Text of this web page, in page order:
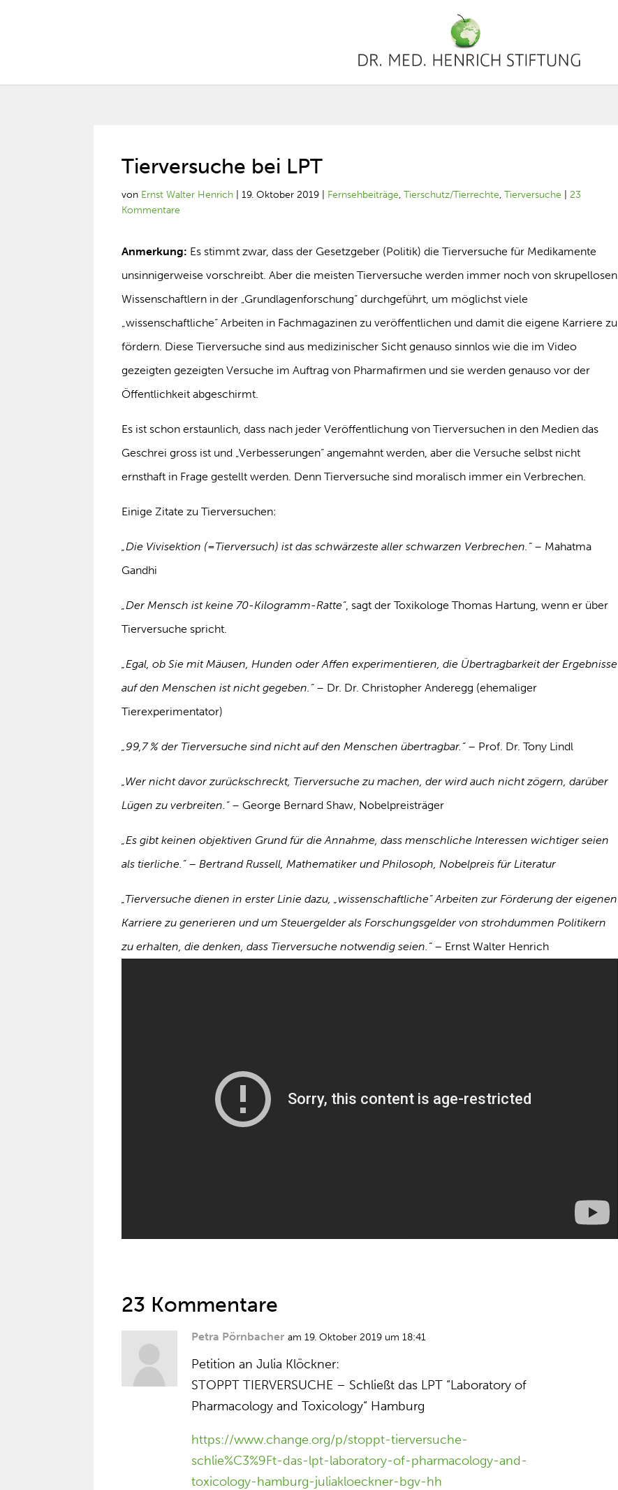
Tierversuche bei LPT
von Ernst Walter Henrich |19. Oktober 2019 Fernsehbeiträge,Tierschutz/Tierrechte,Tierversuche |23
Kommentare
Anmerkung: Es stimmt zwar, dass der Gesetzgeber (Politik) die Tierversuche für Medikamente
unsinnigerweise vorschreibt. Aber die meisten Tierversuche werden immer noch von skrupellosen
Wissenschaftlern in der „Grundlagenforschung“ durchgeführt, um möglichst viele
„wissenschaftliche“ Arbeiten in Fachmagazinen zu veröffentlichen und damit die eigene Karriere zu
fördern. Diese Tierversuche sind aus medizinischer Sicht genauso sinnlos wie die im Video
gezeigten gezeigten Versuche im Auftrag von Pharmafirmen und sie werden genauso vor der
Öffentlichkeit abgeschirmt.
Es ist schon erstaunlich, dass nach jeder Veröffentlichung von Tierversuchen in den Medien das
Geschrei gross ist und „Verbesserungen“ angemahnt werden, aber die Versuche selbst nicht
ernsthaft in Frage gestellt werden. Denn Tierversuche sind moralisch immer ein Verbrechen.
Einige Zitate zu Tierversuchen:
„Die Vivisektion (=Tierversuch) ist das schwärzeste aller schwarzen Verbrechen.“ – Mahatma
Gandhi
„Der Mensch ist keine 70-Kilogramm-Ratte“, sagt der Toxikologe Thomas Hartung, wenn er über
Tierversuche spricht.
„Egal, ob Sie mit Mäusen, Hunden oder Affen experimentieren, die Übertragbarkeit der Ergebnisse
auf den Menschen ist nicht gegeben.“– Dr. Dr. Christopher Anderegg (ehemaliger
Tierexperimentator)
„99,7 % der Tierversuche sind nicht auf den Menschen übertragbar.“ – Prof. Dr. Tony Lindl
„Wer nicht davor zurückschreckt, Tierversuche zu machen, der wird auch nicht zögern, darüber
Lügen zu verbreiten.“ –George Bernard Shaw, Nobelpreisträger
„Es gibt keinen objektiven Grund für die Annahme, dass menschliche Interessen wichtiger seien
als tierliche.“ – Bertrand Russell, Mathematiker und Philosoph, Nobelpreis für Literatur
„Tierversuche dienen in erster Linie dazu, „wissenschaftliche“ Arbeiten zur Förderung der eigenen
Karriere zu generieren und um Steuergelder als Forschungsgelder von strohdummen Politikern
zu erhalten, die denken, dass Tierversuche notwendig seien.“ – Ernst Walter Henrich
23 Kommentare
Petra Pörnbacher am 19. Oktober 2019 um 18:41
Petition an Julia Klöckner:
STOPPT TIERVERSUCHE – Schließt das LPT “Laboratory of
Pharmacology and Toxicology“ Hamburg
https://www.change.org/p/stoppt-tierversuche-
schlie%C3%9Ft-das-lpt-laboratory-of-pharmacology-and-
toxicology-hamburg-juliakloeckner-bgv-hh